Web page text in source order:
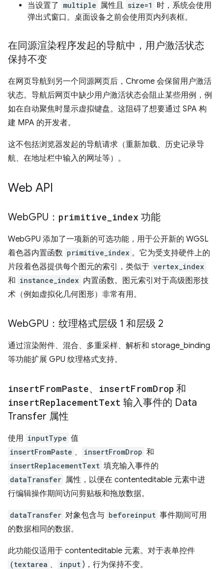
当设置了 multiple 属性且 size=1
时，系统会使用
弹出式窗口。桌面设备之前会使用页内列表框。
在同源渲染程序发起的导航中，用户激活状态
保持不变
在网页导航到另一个同源网页后，Chrome 会保留用户激活
状态。导航后网页中缺少用户激活状态会阻止某些用例，例
如在自动聚焦时显示虚拟键盘。这阻碍了想要通过 SPA 构
建 MPA 的开发者。
这不包括浏览器发起的导航请求（重新加载、历史记录导
航、在地址栏中输入的网址等）。
Web API
WebGPU： primitive index 功能
WebGPU 添加了一项新的可选功能，用于公开新的 WGSL
着色器内置函数 primitive_index 。它为受支持硬件上的
片段着色器提供每个图元的索引，类似于 vertex_index
和 instance_index 内置函数。图元索引对于高级图形技
术（例如虚拟化几何图形）非常有用。
WebGPU：纹理格式层级 1 和层级 2
通过渲染附件、混合、多重采样、解析和 storage_binding
等功能扩展 GPU 纹理格式支持。
insertFromPaste、 insertFromDrop 和
insertReplacementText 输入事件的 Data
Transfer 属性
使用 inputType 值
insertFromPaste 、 insertFromDrop 和
insertReplacementText 填充输入事件的
dataTransfer 属性，以便在 contenteditable 元素中进
行编辑操作期间访问剪贴板和拖放数据。
dataTransfer 对象包含与 beforeinput 事件期间可用
的数据相同的数据。
此功能仅适用于 contenteditable 元素。对于表单控件
(textarea 、 input )，行为保持不变。